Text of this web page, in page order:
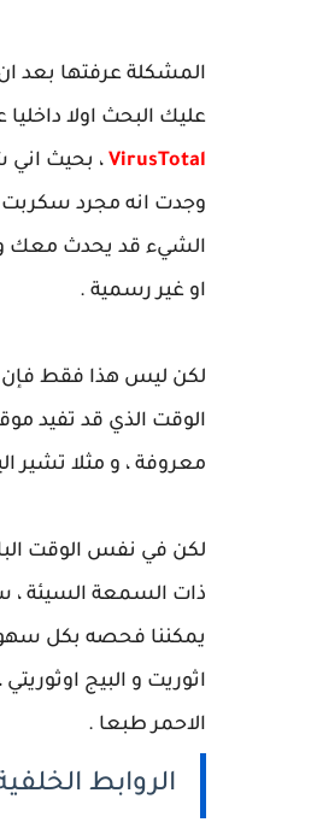
المشكلة عرفتها بعد
عليك البحث اولا
VirusTotal
وجدت انه مجرد سكربت
الشيء قد يحدث معك و
او غير رسمية .
لكن ليس هذا فقط فإن
الوقت الذي قد تفيد
معروفة ، و مثلا تشير اليك ب 5 كلمات مفتاحية مع 3 باك لينك داخل موضوع ، هذا
لكن في نفس الوقت
ذات السمعة السيئة ،
يمكننا فحصه بكل
الاحمر طبعا .
الروابط